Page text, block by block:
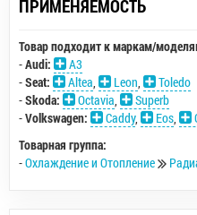
ПРИМЕНЯЕМОСТЬ
Товар подходит к маркам/
-Audi:
A3
-Seat: Altea Leon
Toledo
-Skoda: Octavia
Superb
-Volkswagen: Caddy, Eos
Товарная группа:
-Охлаждение и Отопление